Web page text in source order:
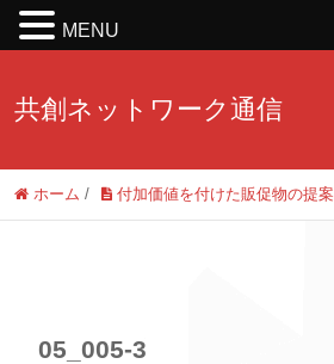
共創ネットワーク通信
ホーム / 付加価値を付けた販促物の提案
05_005-3
MENU